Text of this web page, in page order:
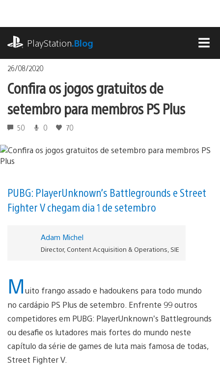
o
conteúdo
PlayStation.Blog
26/08/2020
Confira os jogos gratuitos de
setembro para membros PS Plus
50 0 70
PUBG: PlayerUnknown’s Battlegrounds e Street
Fighter V chegam dia 1 de setembro
Adam Michel
Director, Content Acquisition & Operations, SIE
Muito frango assado e hadoukens para todo mundo
no cardápio PS Plus de setembro. Enfrente 99 outros
competidores em PUBG: PlayerUnknown’s Battlegrounds
ou desafie os lutadores mais fortes do mundo neste
capítulo da série de games de luta mais famosa de todas,
Street Fighter V.